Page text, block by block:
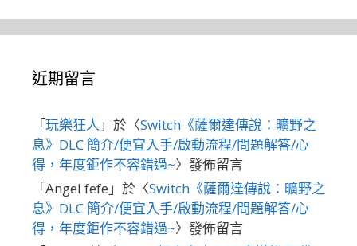
近期留言
「玩樂狂人 」於〈Switch《薩爾達傳說：曠野之
息》DLC 簡介/便宜入手/啟動流程/問題解答/心
得，年度鉅作不容錯過~〉發佈留言
「Angel fefe 」於〈Switch《薩爾達傳說：曠野之
息》DLC 簡介/便宜入手/啟動流程/問題解答/心
得，年度鉅作不容錯過~〉發佈留言